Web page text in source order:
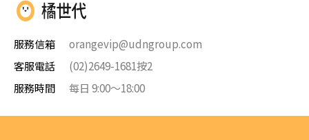
服務信箱
orangevip@udngroup.com
客服電話
(02)2649-1681按2
服務時間
每日 9:00～18:00